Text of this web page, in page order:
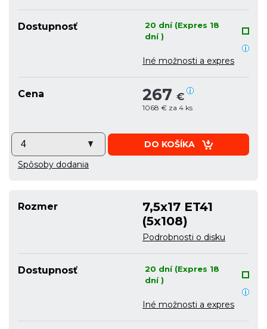
Dostupnosť
20 dní (Expres 18
dní )
Iné možnosti a expres
Cena 267 €
1068 € za 4 ks
DO KOŠÍKA
Spôsoby dodania
Rozmer
7,5x17 ET41
(5x108)
Podrobnosti o disku
Dostupnosť
20 dní (Expres 18
dní )
Iné možnosti a expres